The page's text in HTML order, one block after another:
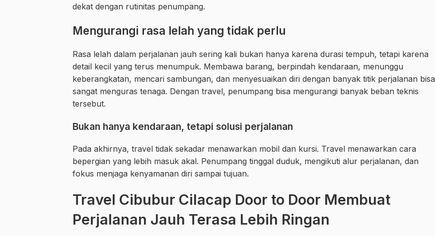
dekat dengan rutinitas penumpang.
Mengurangi rasa lelah yang tidak perlu
Rasa lelah dalam perjalanan jauh sering kali bukan hanya karena durasi tempuh, tetapi karena
detail kecil yang terus menumpuk. Membawa barang, berpindah kendaraan, menunggu
keberangkatan, mencari sambungan, dan menyesuaikan diri dengan banyak titik perjalanan bisa
sangat menguras tenaga. Dengan travel, penumpang bisa mengurangi banyak beban teknis
tersebut.
Bukan hanya kendaraan, tetapi solusi perjalanan
Pada akhirnya, travel tidak sekadar menawarkan mobil dan kursi. Travel menawarkan cara
bepergian yang lebih masuk akal. Penumpang tinggal duduk, mengikuti alur perjalanan, dan
fokus menjaga kenyamanan diri sampai tujuan.
Travel Cibubur Cilacap Door to Door Membuat
Perjalanan Jauh Terasa Lebih Ringan